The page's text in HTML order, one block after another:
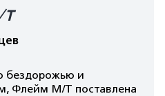
T
бездорожью и
Флейм М/Т поставлена